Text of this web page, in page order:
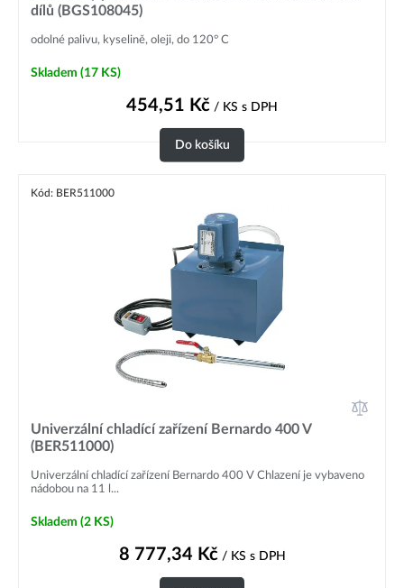
dílů (BGS108045)
odolné palivu, kyselině, oleji, do 120° C
Skladem (17 KS)
454,51 Kč / KS s DPH
Do košíku
Kód: BER511000
Univerzální chladící zařízení Bernardo 400 V
(BER511000)
Univerzální chladící zařízení Bernardo 400 V Chlazení je vybaveno
nádobou na 11 l...
Skladem (2 KS)
8 777,34 Kč/ KS s DPH